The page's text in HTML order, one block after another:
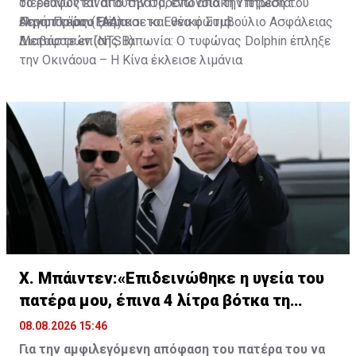
ελικοπτέρου ξέσπασε και νέα φωτιά.
Αεροπορίας (FAA) και το Εθνικό Συμβούλιο Ασφάλειας
Μεταφορών (NTSB).
Πηγή: Πρώτο Θέμα
Διαβάστε επίσης:Ιαπωνία: Ο τυφώνας Dolphin έπληξε
την Οκινάουα – Η Κίνα έκλεισε λιμάνια
Χ. Μπάιντεν:«Επιδεινώθηκε η υγεία του
πατέρα μου, έπινα 4 λίτρα βότκα τη
μέρα»
08.08.2026 15:46
Για την αμφιλεγόμενη απόφαση του πατέρα του να